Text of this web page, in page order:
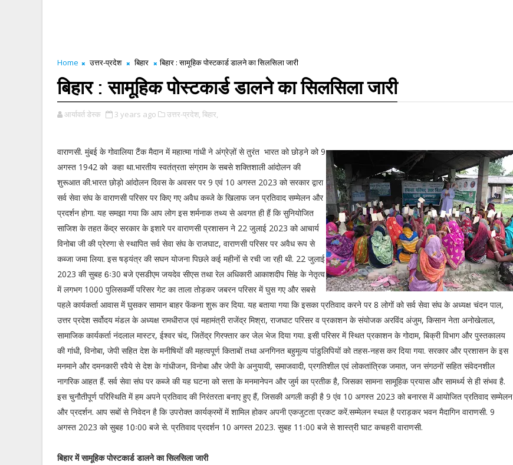
Home उत्तर-प्रदेश बिहार बिहार : सामूहिक पोस्टकार्ड डालने का सिलसिला जारी
बिहार : सामूहिक पोस्टकार्ड डालने का सिलसिला जारी
आर्यावर्त डेस्क 3 years ago उत्तर-प्रदेश, बिहार,
वाराणसी. मुंबई के गोवालिया टैंक मैदान में महात्मा गांधी ने अंग्रेज़ों से तुरंत भारत को छोड़ने को 9
अगस्त 1942 को कहा था.भारतीय स्वतंत्रता संग्राम के सबसे शक्तिशाली आंदोलन की
शुरूआत की.भारत छोड़ो आंदोलन दिवस के अवसर पर 9 एवं 10 अगस्त 2023 को सरकार द्वारा
सर्व सेवा संघ के वाराणसी परिसर पर किए गए अवैध कब्जे के खिलाफ जन प्रतिवाद सम्मेलन और
प्रदर्शन होगा. यह समझा गया कि आप लोग इस शर्मनाक तथ्य से अवगत ही हैं कि सुनियोजित
साजिश के तहत केंद्र सरकार के इशारे पर वाराणसी प्रशासन ने 22 जुलाई 2023 को आचार्य
विनोबा जी की प्रेरणा से स्थापित सर्व सेवा संघ के राजघाट, वाराणसी परिसर पर अवैध रूप से
कब्जा जमा लिया. इस षड्यंत्र की सघन योजना पिछले कई महीनों से रची जा रही थी. 22 जुलाई
2023 की सुबह 6ः30 बजे एसडीएम जयदेव सीएस तथा रेल अधिकारी आकाशदीप सिंह के नेतृत्व
में लगभग 1000 पुलिसकर्मी परिसर गेट का ताला तोड़कर जबरन परिसर में घुस गए और सबसे
पहले कार्यकर्ता आवास में घुसकर सामान बाहर फेंकना शुरू कर दिया. यह बताया गया कि इसका प्रतिवाद करने पर 8 लोगों को सर्व सेवा संघ के अध्यक्ष चंदन पाल,
उत्तर प्रदेश सर्वोदय मंडल के अध्यक्ष रामधीराज एवं महामंत्री राजेंद्र मिश्रा, राजघाट परिसर व प्रकाशन के संयोजक अरविंद अंजुम, किसान नेता अनोखेलाल,
सामाजिक कार्यकर्ता नंदलाल मास्टर, ईश्वर चंद, जितेंद्र गिरफ्तार कर जेल भेज दिया गया. इसी परिसर में स्थित प्रकाशन के गोदाम, बिक्री विभाग और पुस्तकालय
की गांधी, विनोबा, जेपी सहित देश के मनीषियों की महत्वपूर्ण किताबों तथा अनगिनत बहुमूल्य पांडुलिपियों को तहस-नहस कर दिया गया. सरकार और प्रशासन के इस
मनमाने और दमनकारी रवैये से देश के गांधीजन, विनोबा और जेपी के अनुयायी, समाजवादी, प्रगतिशील एवं लोकतांत्रिक जमात, जन संगठनों सहित संवेदनशील
नागरिक आहत हैं. सर्व सेवा संघ पर कब्जे की यह घटना को सत्ता के मनमानेपन और जुर्म का प्रतीक है, जिसका सामना सामूहिक प्रयास और सामर्थ्य से ही संभव है.
इस चुनौतीपूर्ण परिस्थिति में हम अपने प्रतिवाद की निरंतरता बनाए हुए हैं, जिसकी अगली कड़ी है 9 एंव 10 अगस्त 2023 को बनारस में आयोजित प्रतिवाद सम्मेलन
और प्रदर्शन. आप सबों से निवेदन है कि उपरोक्त कार्यक्रमों में शामिल होकर अपनी एकजुटता प्रकट करें.सम्मेलन स्थल है पराड़कर भवन मैदागिन वाराणसी. 9
अगस्त 2023 को सुबह 10ः00 बजे से. प्रतिवाद प्रदर्शन 10 अगस्त 2023. सुबह 11ः00 बजे से शास्त्री घाट कचहरी वाराणसी.
बिहार में सामूहिक पोस्टकार्ड डालने का सिलसिला जारी